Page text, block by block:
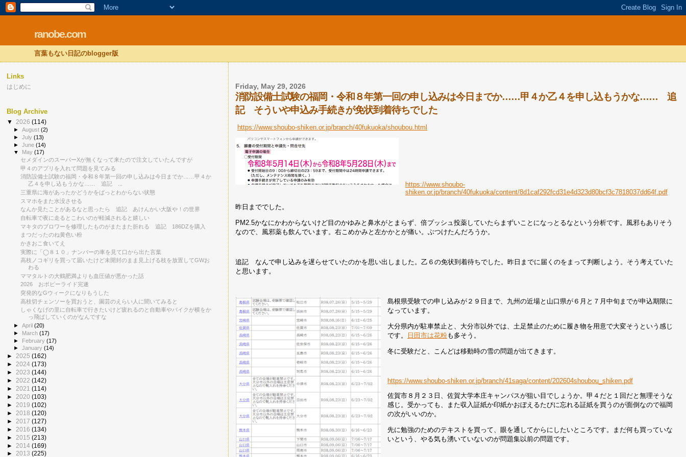
ranobe.com
言葉もない日記のblogger版
Friday, May 29, 2026
消防設備士試験の福岡・令和８年第一回の申し込みは今日までか……甲４か乙４を申し込もうかな…… 追
記 そういや申込み手続きが免状到着待ちでした
https://www.shoubo-shiken.or.jp/branch/40fukuoka/shoubou.html
https://www.shoubo-
shiken.or.jp/branch/40fukuoka/content/8d1caf292fcd31e4d323d80bcf3c7818037dd64f.pdf
昨日まででした。
PM2.5かなにかわからないけど目のかゆみと鼻水がとまらず、倍プッシュ投薬していたらまずいことになっとるなという分析です。風邪もありそう
なので、風邪薬も飲んでいます。右こめかみと左かかとが痛い。ぶつけたんだろうか。
追記 なんで申し込みを遅らせていたのかを思い出しました。乙６の免状到着待ちでした。昨日までに届くのをまって判断しよう。そう考えていた
と思います。
島根県受験での申し込みが２９日まで、九州の近場と山口県が６月と７月中旬までが申込期限に
なっています。
大分県内が駐車禁止と、大分市以外では、土足禁止のために履き物を用意で大変そうという感じ
です。
日田市は花粉も多そう。
冬に受験だと、こんどは移動時の雪の問題が出てきます。
https://www.shoubo-shiken.or.jp/branch/41saga/content/202604shoubou_shiken.pdf
佐賀市８月２３日、佐賀大学本庄キャンパスが狙い目でしょうか。甲４だと１回だと無理そうな
感じ。受かっても、また収入証紙か印紙かおぼえるたびに忘れる証紙を買うのが面倒なので福岡
の次がいいのか。
先に勉強のためのテキストを買って、眼を通してからにしたいところです。まだ何も買っていな
いという、やる気も湧いていないのが問題集以前の問題です。
Links
はじめに
Blog Archive
▼ 2026 (114)
►August(2)
►July(13)
►June(14)
▼
May(17)
セメダインのスーパーXが無くなって来たので注文していたんですが
甲４のアプリを入れて問題を見てみる
消防設備士試験の福岡・令和８年第一回の申し込みは今日までか……甲４か
乙４を申し込もうかな…… 追記 ...
三重県に海があったかどうかをぱっとわからない状態
スマホをまた水没させる
なんか見たことがあるなと思ったら 追記 あけんかい大阪や！の世界
自転車で夜に走るとこわいのが軽減されると嬉しい
マキタのブロワーを修理したものがまたまた折れる 追記 186DZを購入
まつだったのね黄色い粉
かきおこ食いてえ
実際に「◯８１０」ナンバーの車を見て口から出た言葉
高枝ノコギリを買って届いたけど未開封のまま見上げる枝を放置してGWお
わる
ママタルトの大鶴肥満よりも血圧値が悪かった話
2026 おポピーライド完遂
突発的なGウィークになりもうした
高枝切チェンソーを買おうと、園芸のえらい人に聞いてみると
しゃくなげの里に自転車で行きたいけど疲れるのと自動車やバイクが横をか
っ飛ばしていくのがなんですな
►April(20)
► March(17)
► February(17)
►January(14)
► 2025 (162)
► 2024 (173)
► 2023 (144)
► 2022 (142)
► 2021 (114)
► 2020 (103)
► 2019 (102)
► 2018 (120)
► 2017 (127)
► 2016 (134)
► 2015 (213)
► 2014 (169)
► 2013 (225)